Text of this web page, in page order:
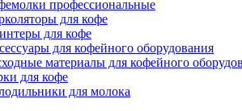
профессиональные
для кофе
для кофе
для кофейного оборудования
материалы для кофейного
для кофе
для молока